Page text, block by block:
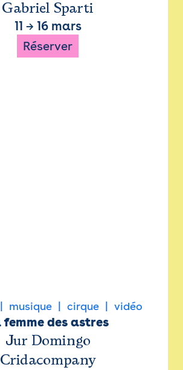
Gabriel Sparti
11 → 16 mars
Réserver
musique cirque vidéo
femme des astres
Jur Domingo
Cridacompany